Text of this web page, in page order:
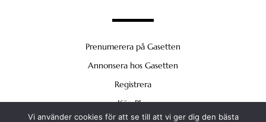
Prenumerera på Gasetten
Annonsera hos Gasetten
Registrera
Köp Plus
Vi använder cookies för att se till att vi ger dig den bästa